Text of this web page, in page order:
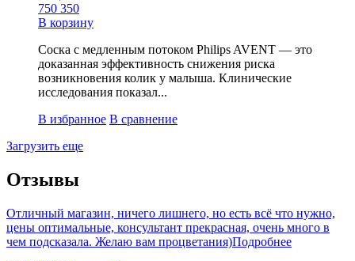
750 350
В корзину
Соска с медленным потоком Philips AVENT — это
доказанная эффективность снижения риска
возникновения колик у малыша. Клинические
исследования показал...
В избранное В сравнение
Загрузить еще
Отзывы
Отличный магазин, ничего лишнего, но есть всё что нужно,
цены оптимальные, консультант прекрасная, очень много в
чем подсказала. Желаю вам процветания)Подробнее